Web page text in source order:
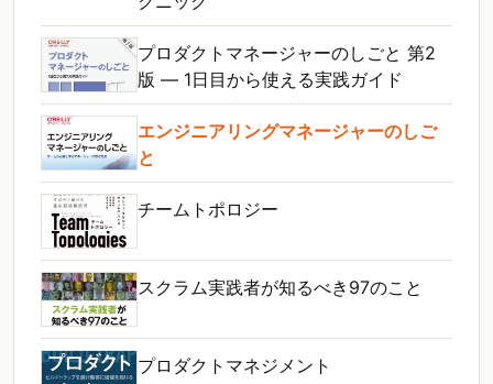
プロダクトマネージャーのしごと 第2
版 ― 1日目から使える実践ガイド
エンジニアリングマネージャーのしご
と
チームトポロジー
スクラム実践者が知るべき97のこと
プロダクトマネジメント